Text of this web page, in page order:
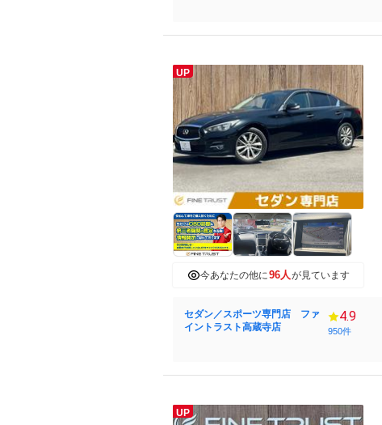
UP
今あなたの他に96人が見ています
セダン／スポーツ専門店 ファ
イントラスト高蔵寺店
4.9
950件
UP